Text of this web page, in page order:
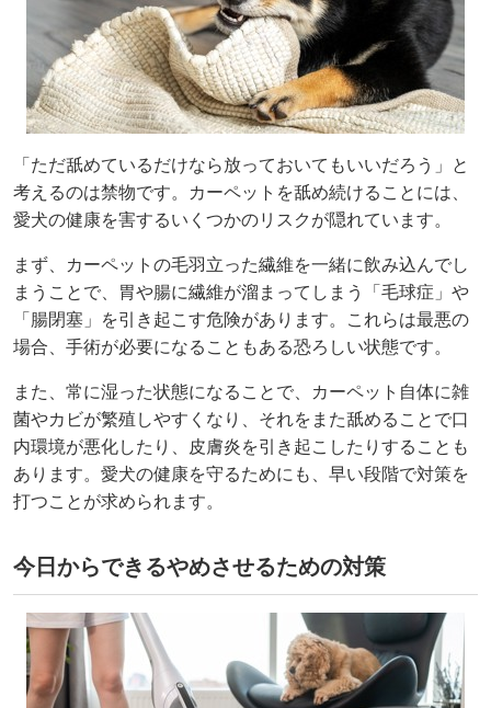
「ただ舐めているだけなら放っておいてもいいだろう」と
考えるのは禁物です。カーペットを舐め続けることには、
愛犬の健康を害するいくつかのリスクが隠れています。
まず、カーペットの毛羽立った繊維を一緒に飲み込んでし
まうことで、胃や腸に繊維が溜まってしまう「毛球症」や
「腸閉塞」を引き起こす危険があります。これらは最悪の
場合、手術が必要になることもある恐ろしい状態です。
また、常に湿った状態になることで、カーペット自体に雑
菌やカビが繁殖しやすくなり、それをまた舐めることで口
内環境が悪化したり、皮膚炎を引き起こしたりすることも
あります。愛犬の健康を守るためにも、早い段階で対策を
打つことが求められます。
今日からできるやめさせるための対策